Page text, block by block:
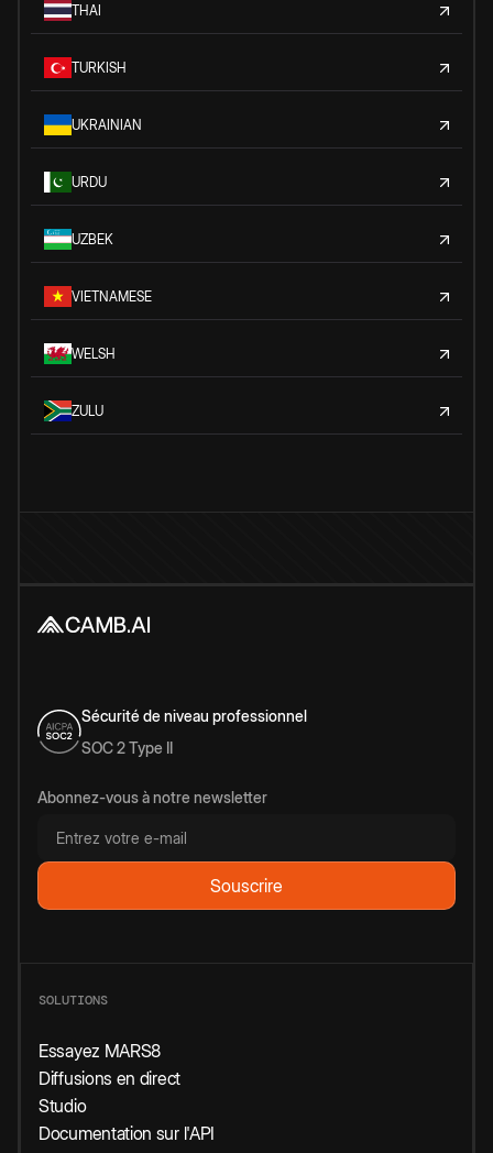
THAI
TURKISH
UKRAINIAN
URDU
UZBEK
VIETNAMESE
WELSH
ZULU
Sécurité de niveau professionnel
SOC 2 Type II
Abonnez-vous à notre newsletter
SOLUTIONS
Essayez MARS8
Diffusions en direct
Studio
Documentation sur l'API